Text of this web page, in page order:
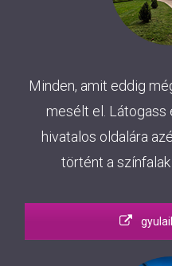
Minden, amit eddig
mesélt el. Látogass
hivatalos oldalára
történt a